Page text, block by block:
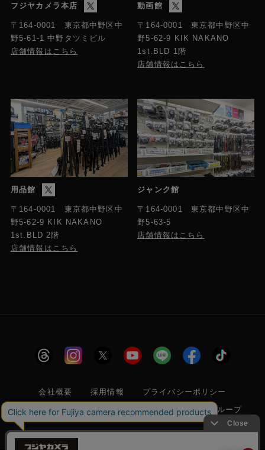
フジヤカメラ本店
〒164-0001 東京都中野区中
野5-61-1 中野タツミビル
店舗情報はこちら
動画館
〒164-0001 東京都中野区中
野5-62-9 KIK NAKANO
1st.BLD 1階
店舗情報はこちら
用品館
〒164-0001 東京都中野区中
野5-62-9 KIK NAKANO
1st.BLD 2階
店舗情報はこちら
ジャンク館
〒164-0001 東京都中野区中
野5-63-5
店舗情報はこちら
会社概要 採用情報
プライバシーポリシー
特定商取引に関する法律に基づく表示
フジヤグループ
商標登録 第5211024号 株式会社フジヤカメラ店 古物商許可番